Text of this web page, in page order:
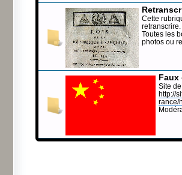
Cette
retranscrire.
Toutes les
photos ou
Faux
Site
http://
rance/